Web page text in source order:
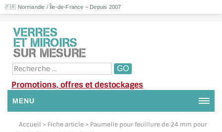
🇫🇷 Normandie / Île-de-France – Depuis 2007
Promotions, offres et destockages
MENU
NOUS CONTACTER
Accueil > Fiche article > Paumelle pour feuillure de 24 mm pour